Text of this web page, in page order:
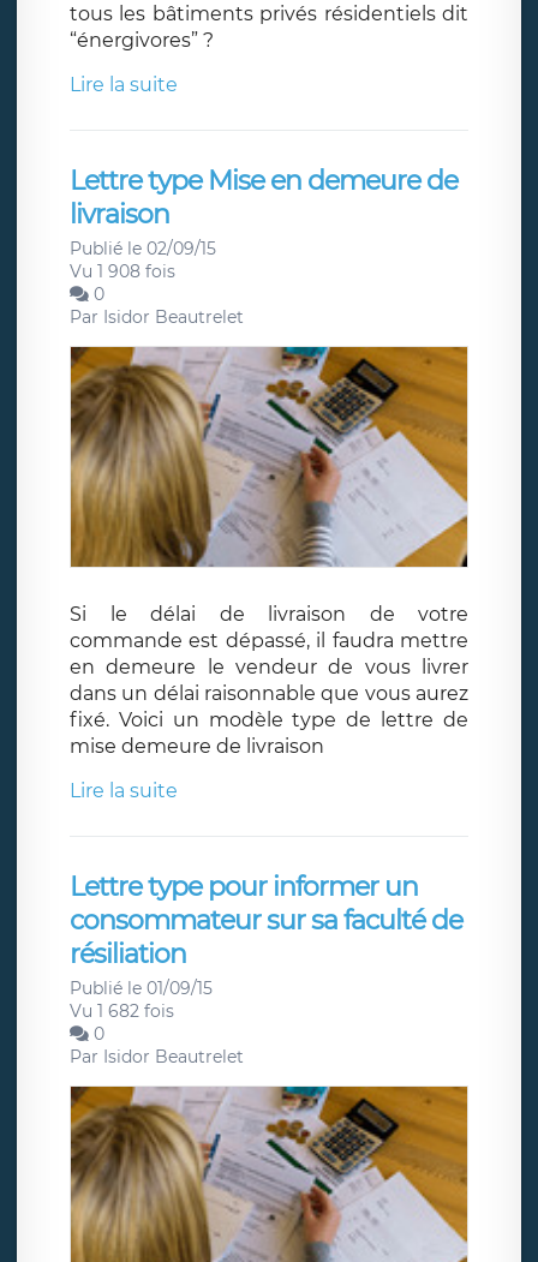
tous les bâtiments privés résidentiels dit
“énergivores” ?
Lire la suite
Lettre type Mise en demeure de
livraison
Publié le 02/09/15
Vu 1 908 fois
0
Par Isidor Beautrelet
Si le délai de livraison de votre
commande est dépassé, il faudra mettre
en demeure le vendeur de vous livrer
dans un délai raisonnable que vous aurez
fixé. Voici un modèle type de lettre de
mise demeure de livraison
Lire la suite
Lettre type pour informer un
consommateur sur sa faculté de
résiliation
Publié le 01/09/15
Vu 1 682 fois
0
Par Isidor Beautrelet